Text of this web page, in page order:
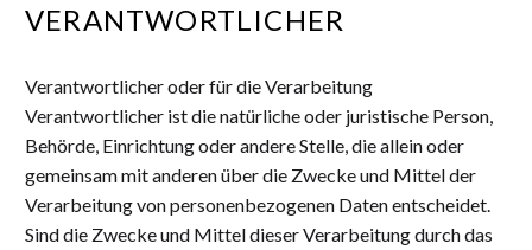
VERANTWORTLICHER
Verantwortlicher oder für die Verarbeitung
Verantwortlicher ist die natürliche oder juristische Person,
Behörde, Einrichtung oder andere Stelle, die allein oder
gemeinsam mit anderen über die Zwecke und Mittel der
Verarbeitung von personenbezogenen Daten entscheidet.
Sind die Zwecke und Mittel dieser Verarbeitung durch das